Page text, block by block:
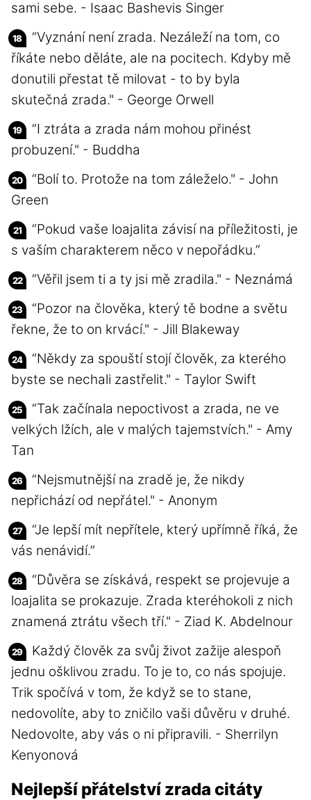
sami sebe. - Isaac Bashevis Singer
“Vyznání není zrada. Nezáleží na tom, co
říkáte nebo děláte, ale na pocitech. Kdyby mě
donutili přestat tě milovat - to by byla
skutečná zrada." - George Orwell
“I ztráta a zrada nám mohou přinést
probuzení." - Buddha
“Bolí to. Protože na tom záleželo." - John
Green
“Pokud vaše loajalita závisí na příležitosti, je
s vaším charakterem něco v nepořádku.”
“Věřil jsem ti a ty jsi mě zradila." - Neznámá
“Pozor na člověka, který tě bodne a světu
řekne, že to on krvácí." - Jill Blakeway
“Někdy za spouští stojí člověk, za kterého
byste se nechali zastřelit." - Taylor Swift
“Tak začínala nepoctivost a zrada, ne ve
velkých lžích, ale v malých tajemstvích." - Amy
Tan
“Nejsmutnější na zradě je, že nikdy
nepřichází od nepřátel." - Anonym
“Je lepší mít nepřítele, který upřímně říká, že
vás nenávidí.”
“Důvěra se získává, respekt se projevuje a
loajalita se prokazuje. Zrada kteréhokoli z nich
znamená ztrátu všech tří." - Ziad K. Abdelnour
Každý člověk za svůj život zažije alespoň
jednu ošklivou zradu. To je to, co nás spojuje.
Trik spočívá v tom, že když se to stane,
nedovolíte, aby to zničilo vaši důvěru v druhé.
Nedovolte, aby vás o ni připravili. - Sherrilyn
Kenyonová
Nejlepší přátelství zrada citáty